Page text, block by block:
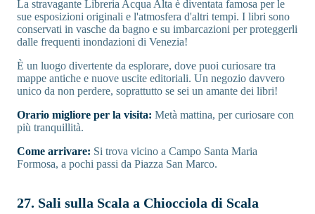
La stravagante Libreria Acqua Alta è diventata famosa per le
sue esposizioni originali e l'atmosfera d'altri tempi. I libri sono
conservati in vasche da bagno e su imbarcazioni per proteggerli
dalle frequenti inondazioni di Venezia!
È un luogo divertente da esplorare, dove puoi curiosare tra
mappe antiche e nuove uscite editoriali. Un negozio davvero
unico da non perdere, soprattutto se sei un amante dei libri!
Orario migliore per la visita: Metà mattina, per curiosare con
più tranquillità.
Come arrivare: Si trova vicino a Campo Santa Maria
Formosa, a pochi passi da Piazza San Marco.
27. Sali sulla Scala a Chiocciola di Scala